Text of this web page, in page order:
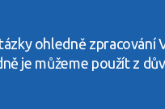
ohledně zpracování
je můžeme použít z